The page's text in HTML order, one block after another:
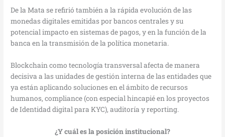
De la Mata se refirió también a la rápida evolución de las
monedas digitales emitidas por bancos centrales y su
potencial impacto en sistemas de pagos, y en la función de la
banca en la transmisión de la política monetaria.
Blockchain como tecnología transversal afecta de manera
decisiva a las unidades de gestión interna de las entidades que
ya están aplicando soluciones en el ámbito de recursos
humanos, compliance (con especial hincapié en los proyectos
de Identidad digital para KYC), auditoría y reporting.
¿Y cuál es la posición institucional?